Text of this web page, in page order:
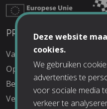
PRAKTISCHE INFO
Vacatures
Openingstijden
Bereikbaarheid
Veelgestelde vragen
Deze website
cookies.
We gebruiken
advertenties te
voor sociale media
verkeer te